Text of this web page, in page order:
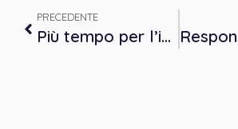
PRECEDENTE
Più tempo per l’invio dei dati delle spese sanitarie